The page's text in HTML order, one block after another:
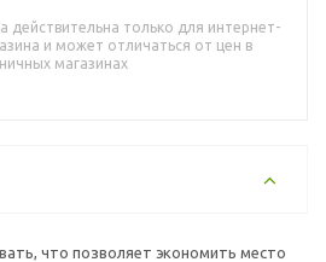
действительна только для интернет-
и может отличаться от цен в
магазинах
что позволяет экономить место